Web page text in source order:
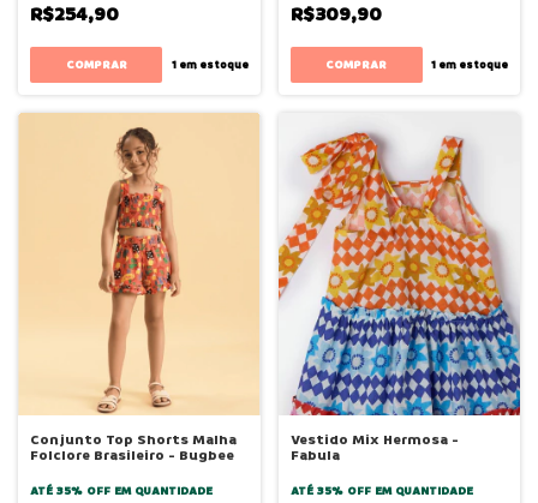
R$254,90
COMPRAR 1em estoque
R$309,90
COMPRAR 1 em estoque
Conjunto Top Shorts Malha
Folclore Brasileiro - Bugbee
ATÉ 35% OFF EM QUANTIDADE
Vestido Mix Hermosa -
Fabula
ATÉ 35% OFF EM QUANTIDADE